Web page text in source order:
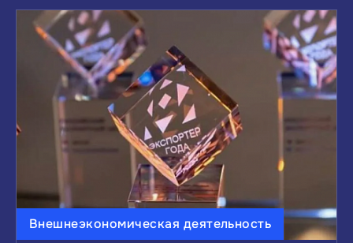
Внешнеэкономическая деятельность